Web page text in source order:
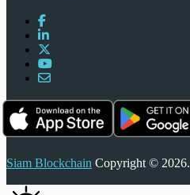
Siam Blockchain Copyright © 2026.